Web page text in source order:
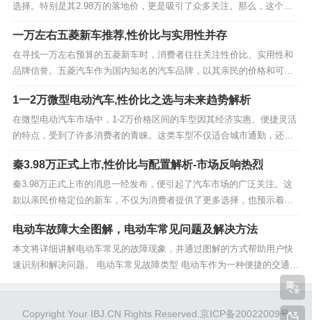
选择。特别是其2.98万的落地价，更是吸引了众多关注。那么，这个价
格背后隐藏着怎样的价值？本文将为您深入解析五菱缤果的落地价及其
相关优势。 一、五菱缤果2.98万落地价概述 五菱缤果以2.98万的落地
价，迅速在市场上占据了一席之地。...
一万左右五菱新车推荐,性价比与实用性并存
在寻找一万左右预算的五菱新车时，消费者往往关注性价比、实用性和
品牌信誉。五菱汽车作为国内知名的汽车品牌，以其亲民的价格和可靠
的质量赢得了广大消费者的喜爱。本文将围绕一万左右预算的五菱新车
展开，详细介绍几款符合预算的车型，并分析其特点、优势以及适用场
景，帮助消费者做出更明智的购车决策。 一、五菱...
1一2万微型电动汽车,性价比之选与未来趋势解析
在微型电动汽车市场中，1-2万价格区间的车型因其经济实惠、便捷灵活
的特点，受到了许多消费者的青睐。这类车型不仅适合城市通勤，还能
满足短途出行的需求。本文将深入探讨1-2万微型电动汽车的选购要点、
热门车型推荐、性能表现、使用成本以及未来发展趋势，帮助消费者更
好地了解这一细分市场。 一、1-2万微...
秦3.98万正式上市,性价比与配置解析-市场反响热烈
秦3.98万正式上市的消息一经发布，便引起了汽车市场的广泛关注。这
款以亲民价格定位的新车，不仅为消费者提供了更多选择，也预示着汽
车市场竞争的进一步加剧。那么，秦3.98万究竟有何亮点？其上市背后
又隐藏着哪些市场策略？接下来，我们将从多个角度进行深入剖析。
一、秦3.98万上市背景与意义 秦3....
电动车故障大全图解，电动车常见问题及解决方法
本文将详细讲解电动车常见的故障现象，并通过图解的方式帮助用户快
速识别和解决问题。 电动车常见故障类型 电动车作为一种便捷的交通工
具，虽然使用方便，但也会出现各种故障。了解这些故障的类型和原
因，有助于用户在出现问题时及时处理或寻求专业维修。 电池问题 电池
是电动车的核心部件之一，一旦出现问题，车...
Copyright Your IBJ.CN Rights Reserved.京ICP备20022009号